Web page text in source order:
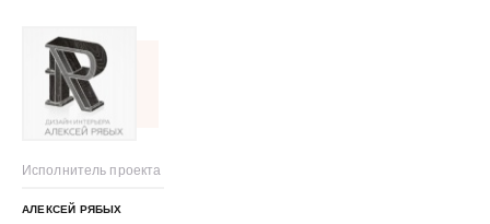
Исполнитель проекта
АЛЕКСЕЙ РЯБЫХ